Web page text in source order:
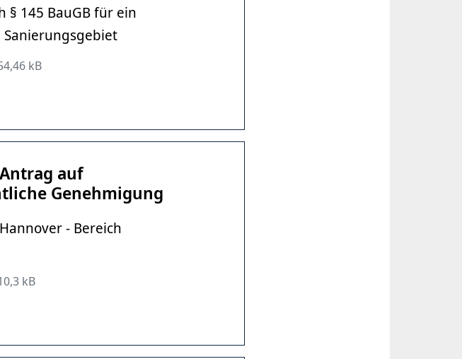
§ 145 BauGB für ein
kB
auf
Genehmigung
- Bereich
kB